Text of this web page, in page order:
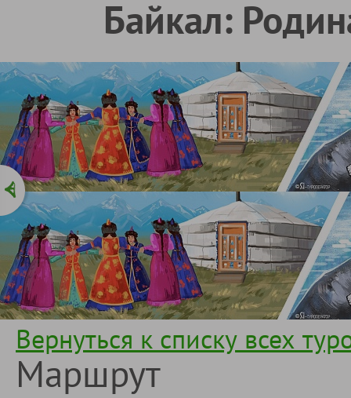
Байкал:
Вернуться к списку всех
Маршрут